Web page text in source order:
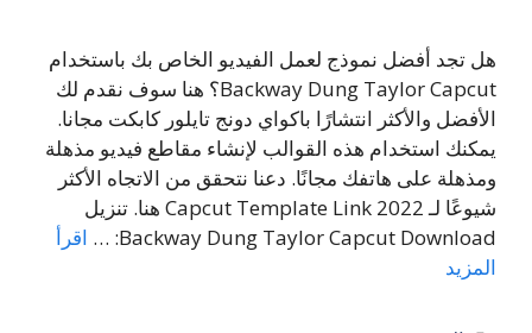
هل تجد أفضل نموذج لعمل الفيديو الخاص بك باستخدام
Backway Dung Taylor Capcut؟ هنا سوف نقدم لك
الأفضل والأكثر انتشارًا باكواي دونج تايلور كابكت مجانا.
يمكنك استخدام هذه القوالب لإنشاء مقاطع فيديو مذهلة
ومذهلة على هاتفك مجانًا. دعنا نتحقق من الاتجاه الأكثر
شيوعًا لـ Capcut Template Link 2022 هنا. تنزيل
Backway Dung Taylor Capcut Download: …
اقرأ
المزيد